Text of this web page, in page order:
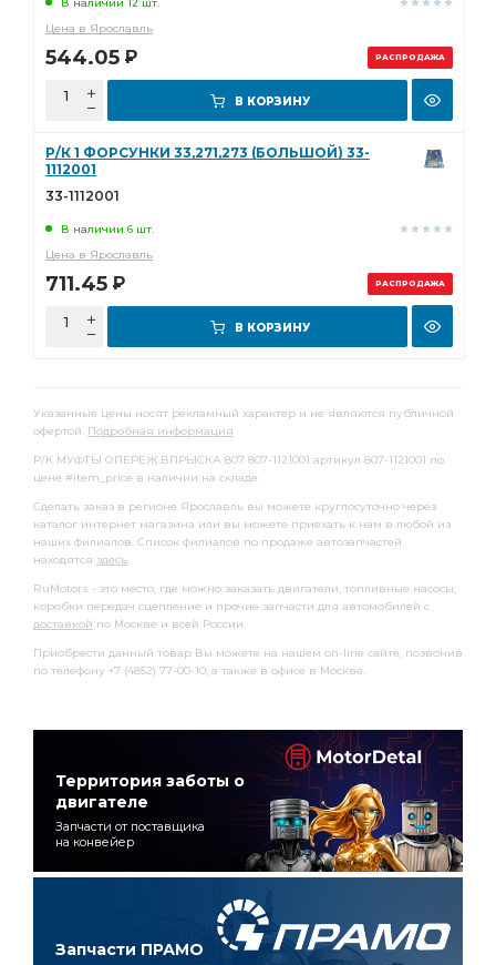
РАСПРОДАЖА
Цена в Ярославль
544.05 Р
В КОРЗИНУ
РАСПРОДАЖА
Р/К 1 ФОРСУНКИ 33,271,273 (БОЛЬШОЙ) 33-
1112001
33-1112001
В наличии 6 шт.
Цена в Ярославль
711.45 Р
В КОРЗИНУ
Указанные цены носят рекламный характер и не являются публичной
офертой. Подробная информация
Р/К МУФТЫ ОПЕРЕЖ.ВПРЫСКА 807 807-1121001 артикул 807-1121001 по
цене #item_price в наличии на складе.
Сделать заказ в регионе Ярославль вы можете круглосуточно через
каталог интернет магазина или вы можете приехать к нам в любой из
наших филиалов. Список филиалов по продаже автозапчастей
находятся здесь.
RuMotors - это место, где можно заказать двигатели, топливные насосы,
коробки передач сцепление и прочие запчасти для автомобилей с
доставкой по Москве и всей России.
Приобрести данный товар Вы можете на нашем on-line сайте, позвонив
по телефону +7 (4852) 77-00-10, а также в офисе в Москве.
Территория заботы о
двигателе
Запчасти от поставщика
на конвейер
Запчасти ПРАМО